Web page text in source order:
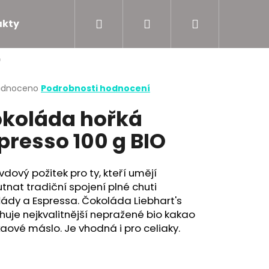
Podporujeme Přihlášení
Podrobnosti hodnocení
hořká
100 g BIO
požitek pro ty, kteří umějí
tradiční spojení plné chuti
a Espressa. Čokoláda Liebhart's
nejkvalitnější nepražené bio kakao
máslo. Je vhodná i pro celiaky.